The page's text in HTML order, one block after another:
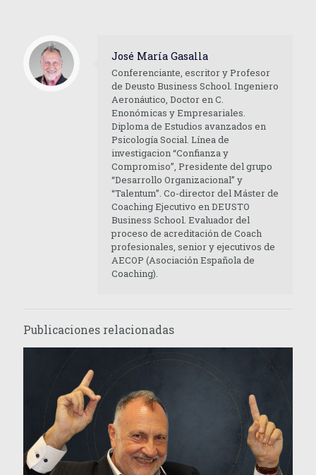
José María Gasalla
Conferenciante, escritor y Profesor
de Deusto Business School. Ingeniero
Aeronáutico, Doctor en C.
Enonómicas y Empresariales.
Diploma de Estudios avanzados en
Psicología Social. Línea de
investigacion “Confianza y
Compromiso”, Presidente del grupo
“Desarrollo Organizacional” y
“Talentum”. Co-director del Máster de
Coaching Ejecutivo en DEUSTO
Business School. Evaluador del
proceso de acreditación de Coach
profesionales, senior y ejecutivos de
AECOP (Asociación Española de
Coaching).
Publicaciones relacionadas